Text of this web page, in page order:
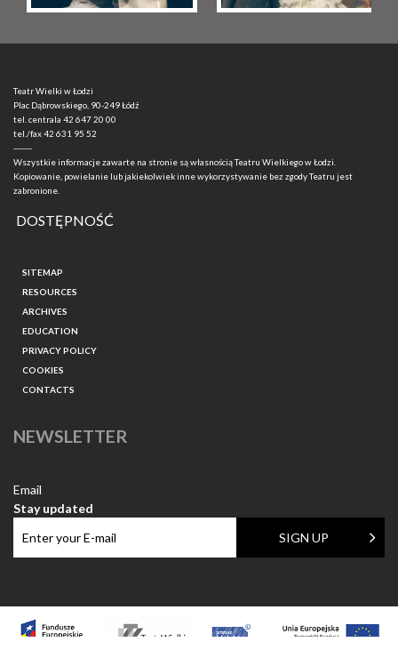
Teatr Wielki w Łodzi
Plac Dąbrowskiego, 90-249 Łódź
tel. centrala 42 647 20 00
tel./fax42 631 95 52
-------
Wszystkie informacje zawarte na stronie są własnością Teatru Wielkiego w Łodzi.
Kopiowanie, powielanie lub jakiekolwiek inne wykorzystywanie bez zgody Teatru jest
zabronione.
DOSTĘPNOŚĆ
SITEMAP
RESOURCES
ARCHIVES
EDUCATION
PRIVACY POLICY
COOKIES
CONTACTS
NEWSLETTER
Email
Stay updated